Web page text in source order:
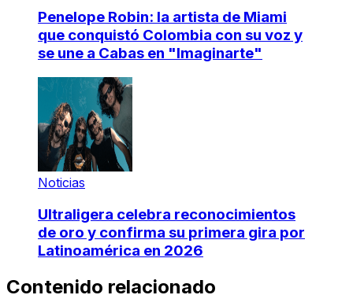
Penelope Robin: la artista de Miami
que conquistó Colombia con su voz y
se une a Cabas en "Imaginarte"
Noticias
Ultraligera celebra reconocimientos
de oro y confirma su primera gira por
Latinoamérica en 2026
Contenido relacionado